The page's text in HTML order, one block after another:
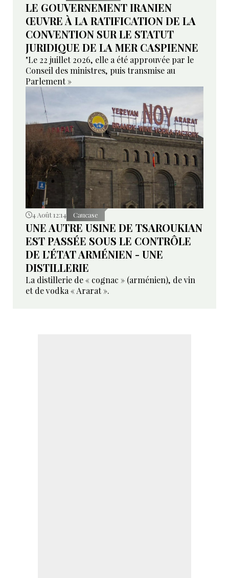
LE GOUVERNEMENT IRANIEN
ŒUVRE À LA RATIFICATION DE LA
CONVENTION SUR LE STATUT
JURIDIQUE DE LA MER CASPIENNE
"Le 22 juillet 2026, elle a été approuvée par le
Conseil des ministres, puis transmise au
Parlement »
4 Août 12:14 Caucase
UNE AUTRE USINE DE TSAROUKIAN
EST PASSÉE SOUS LE CONTRÔLE
DE L’ÉTAT ARMÉNIEN - UNE
DISTILLERIE
La distillerie de « cognac » (arménien), de vin
et de vodka « Ararat ».